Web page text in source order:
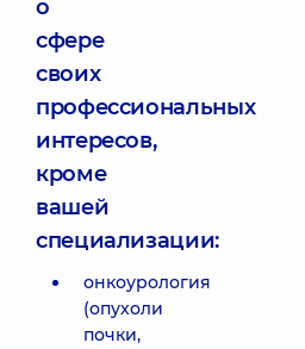
о
сфере
своих
профессиональных
интересов,
кроме
вашей
специализации:
онкоурология
(опухоли
почки,